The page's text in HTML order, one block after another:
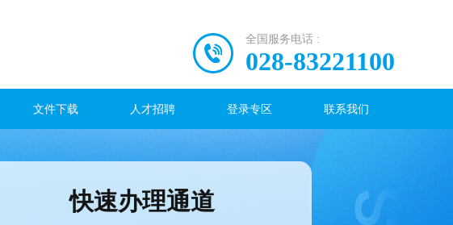
快速办理通道
全国服务电话 :
028-83221100
文件下载 人才招聘 登录专区 联系我们